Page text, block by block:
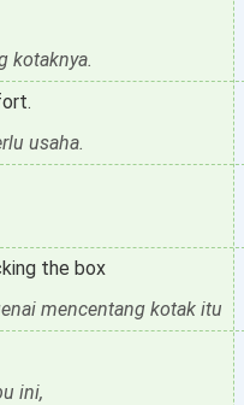
kotaknya.
usaha.
the box
mencentang kotak itu
ini,